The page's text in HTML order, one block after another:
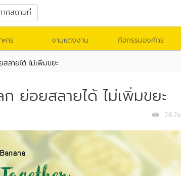
าศสถานที่
หาร งานแต่งงาน กิจกรรมองค์กร
ลายได้ ไม่เพิ่มขยะ
ย่อยสลายได้ ไม่เพิ่มขยะ
26.2k